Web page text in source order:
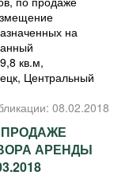
на
кв.м,
Центральный
08.02.2018
АРЕНДЫ